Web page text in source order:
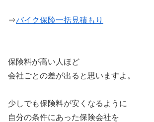
⇒バイク保険一括見積もり
保険料が高い人ほど
会社ごとの差が出ると思いますよ。
少しでも保険料が安くなるように
自分の条件にあった保険会社を